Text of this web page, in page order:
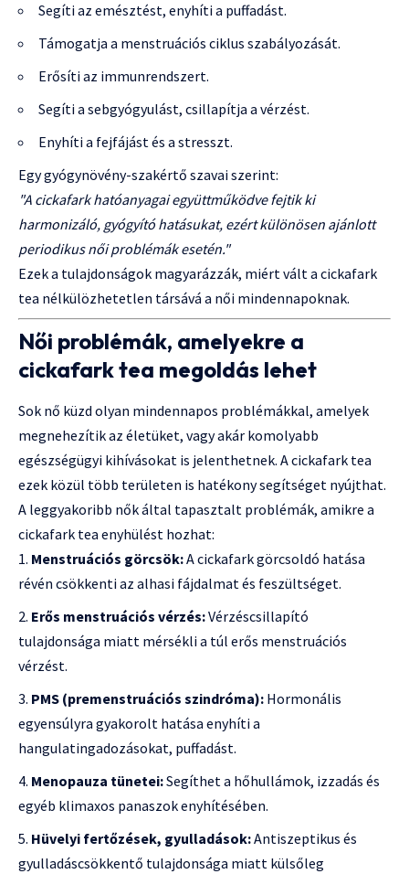
Segíti az emésztést, enyhíti a puffadást.
Támogatja a menstruációs ciklus szabályozását.
Erősíti az immunrendszert.
Segíti a sebgyógyulást, csillapítja a vérzést.
Enyhíti a fejfájást és a stresszt.
Egy gyógynövény-szakértő szavai szerint:
"A cickafark hatóanyagai együttműködve fejtik ki
harmonizáló, gyógyító hatásukat, ezért különösen ajánlott
periodikus női problémák esetén."
Ezek a tulajdonságok magyarázzák, miért vált a cickafark
tea nélkülözhetetlen társává a női mindennapoknak.
Női problémák, amelyekre a
cickafark tea megoldás lehet
Sok nő küzd olyan mindennapos problémákkal, amelyek
megnehezítik az életüket, vagy akár komolyabb
egészségügyi kihívásokat is jelenthetnek. A cickafark tea
ezek közül több területen is hatékony segítséget nyújthat.
A leggyakoribb nők által tapasztalt problémák, amikre a
cickafark tea enyhülést hozhat:
Menstruációs görcsök:A cickafark görcsoldó hatása
révén csökkenti az alhasi fájdalmat és feszültséget.
Erős menstruációs vérzés:Vérzéscsillapító
tulajdonsága miatt mérsékli a túl erős menstruációs
vérzést.
PMS (premenstruációs szindróma): Hormonális
egyensúlyra gyakorolt hatása enyhíti a
hangulatingadozásokat, puffadást.
Menopauza tünetei:Segíthet a hőhullámok, izzadás és
egyéb klimaxos panaszok enyhítésében.
Hüvelyi fertőzések, gyulladások:Antiszeptikus és
gyulladáscsökkentő tulajdonsága miatt külsőleg